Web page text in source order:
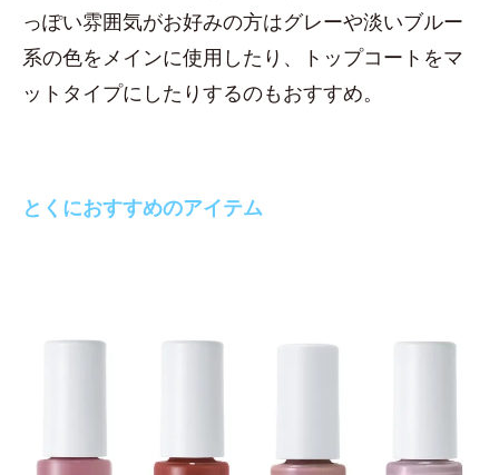
っぽい雰囲気がお好みの方はグレーや淡いブルー
系の色をメインに使用したり、トップコートをマ
ットタイプにしたりするのもおすすめ。
とくにおすすめのアイテム